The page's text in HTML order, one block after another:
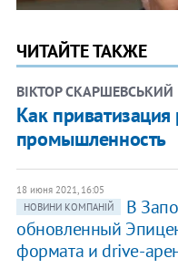
ЧИТАЙТЕ ТАКЖЕ
ВІКТОР СКАРШЕВСЬКИЙ
Как
промышленность
18 июня 2021, 16:05
НОВИНИ КОМПАНІЙ
В
обновленный
формата и drive-